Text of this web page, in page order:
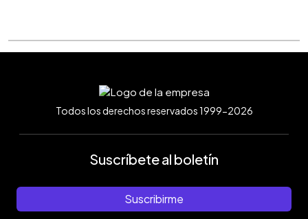
Todos los derechos reservados 1999-2026
Suscríbete al boletín
Suscribirme